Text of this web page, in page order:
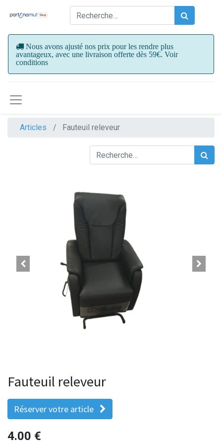
Nous avons ajusté nos prix pour les rendre plus
avantageux, avec une livraison offerte dès 59€. Voir
conditions
Articles Fauteuil releveur
Fauteuil releveur
Réserver votre article
4.00 €